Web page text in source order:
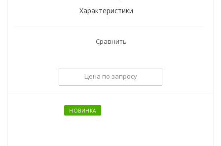
Характеристики
Сравнить
Цена по запросу
НОВИНКА